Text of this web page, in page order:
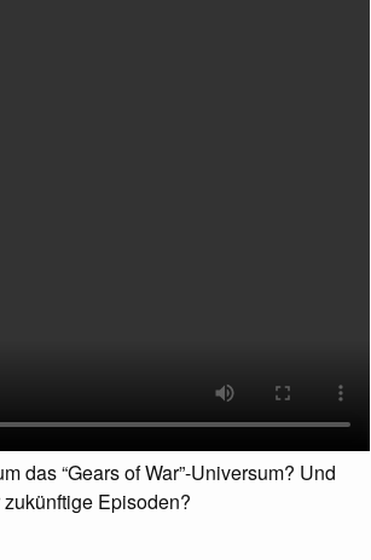
das “Gears of War”-Universum? Und
Episoden?